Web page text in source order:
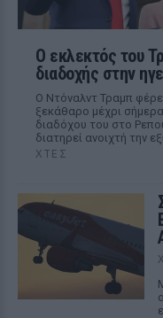
Ο εκλεκτός του
διαδοχής στην
Ο Ντόναλντ Τραμπ
ξεκάθαρο μέχρι
διαδόχου του στο
διατηρεί ανοιχτή την
ΧΤΕΣ